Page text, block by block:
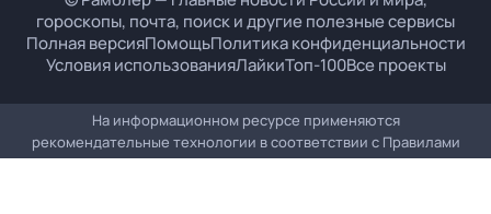
гороскопы, почта, поиск и другие полезные сервисы
Полная версияПомощьПолитика конфиденциальности
Условия использованияЛайкиТоп-100Все проекты
На информационном ресурсе применяются
рекомендательные технологии в соответствии с Правилами